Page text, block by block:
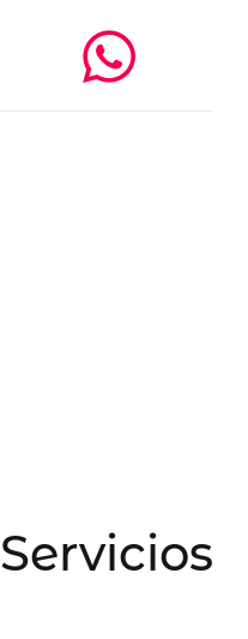
Servicios